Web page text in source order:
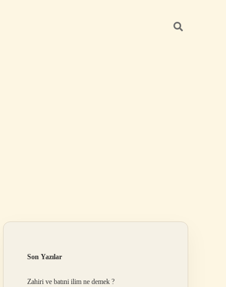
Son Yazılar
Zahiri ve batıni ilim ne demek ?